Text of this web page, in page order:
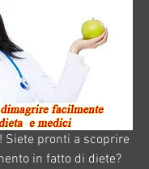
Siete pronti a scoprire
in fatto di diete?